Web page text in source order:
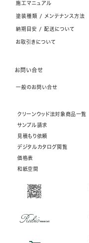
施工マニュアル
塗装種類 / メンテナンス方法
納期目安 / 配送について
お取引きについて
お問い合せ
一般のお問い合せ
クリーンウッド法対象商品一覧
サンプル請求
見積もり依頼
デジタルカタログ閲覧
価格表
和紙空間